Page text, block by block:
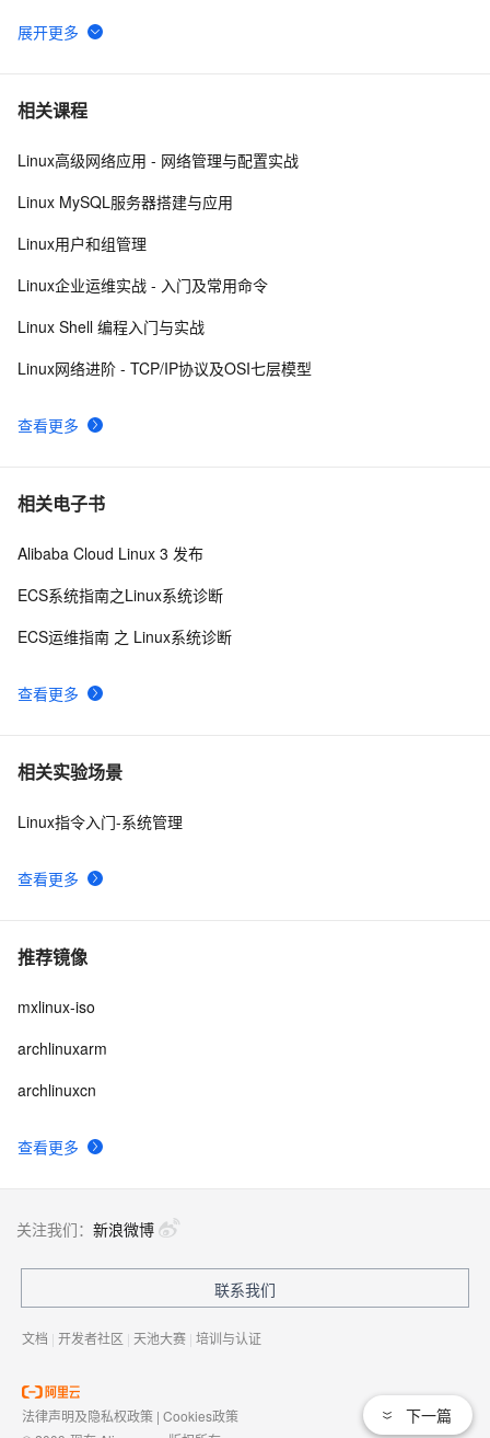
6 Linux系统中密码为空的用户
7 使用Mono管理Coyote Linux
8 linux DHCP
10 FFmpeg开发笔记（五十九）Linux编译ijkplayer的
相关课程
查看更多
Linux高级网络应用 - 网络管理与配置实战
Linux MySQL服务器搭建与应用
Linux用户和组管理
Linux企业运维实战 - 入门及常用命令
Linux Shell 编程入门与实战
Linux网络进阶 - TCP/IP协议及OSI七层模型
相关电子书
查看更多
Alibaba Cloud Linux 3 发布
ECS系统指南之Linux系统诊断
ECS运维指南 之 Linux系统诊断
相关实验场景
查看更多
Linux指令入门-系统管理
推荐镜像
查看更多
mxlinux-iso
archlinuxarm
archlinuxcn
下一篇
关注我们： 新浪微博
联系我们
文档 | 开发者社区 | 天池大赛 | 培训与认证
法律声明及隐私权政策 | Cookies政策